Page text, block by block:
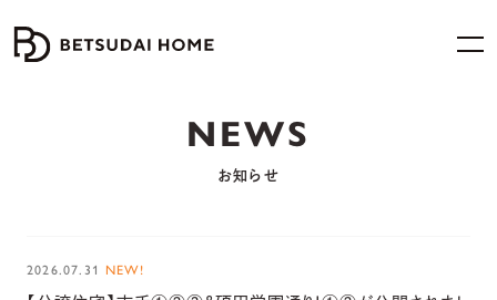
NEWS
お知らせ
2026.07.31 NEW!